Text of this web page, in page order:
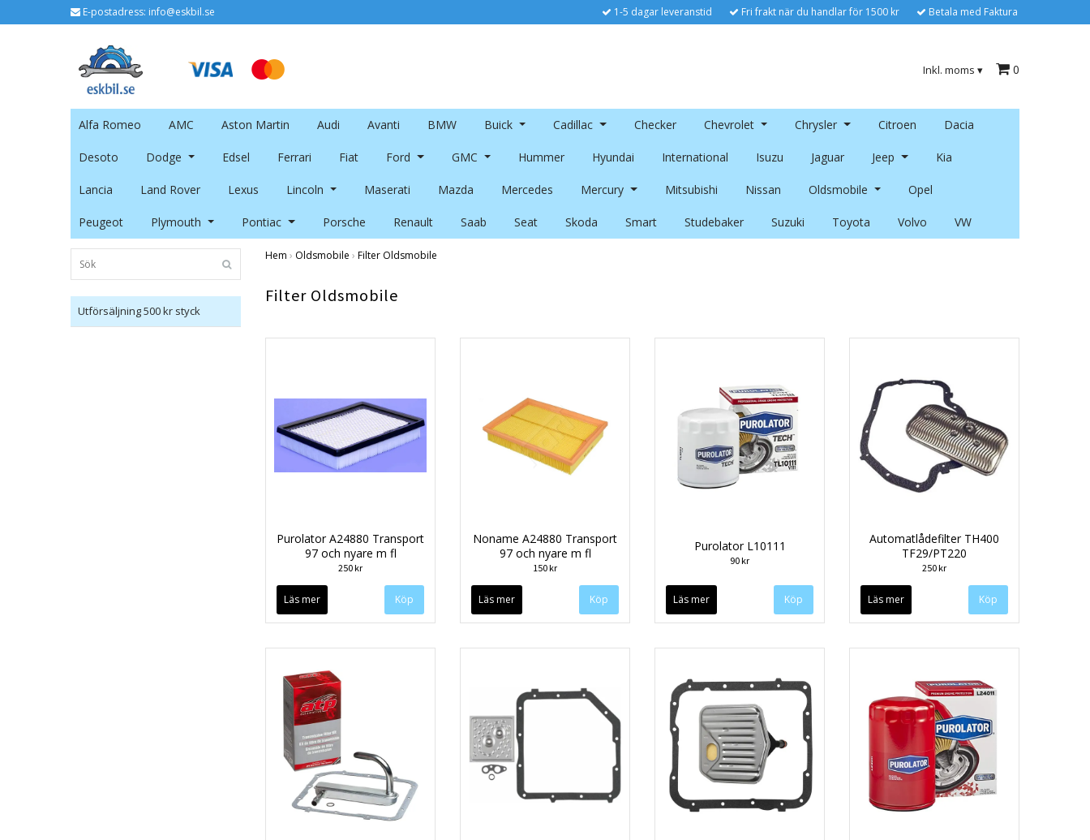
E-postadress: info@eskbil.se 1-5 dagar leveranstid Fri frakt när du handlar för 1500 kr Betala med Faktura
Inkl. moms ▾ 0
Alfa Romeo AMC Aston Martin Audi Avanti BMW Buick Cadillac Checker Chevrolet Chrysler Citroen Dacia
Desoto Dodge Edsel Ferrari Fiat Ford GMC Hummer Hyundai International Isuzu Jaguar Jeep Kia
Lancia Land Rover Lexus Lincoln Maserati Mazda Mercedes Mercury Mitsubishi Nissan Oldsmobile Opel
Peugeot Plymouth Pontiac Porsche Renault Saab Seat Skoda Smart Studebaker Suzuki Toyota Volvo VW
Utförsäljning 500 kr styck
Hem › Oldsmobile › Filter Oldsmobile
Filter Oldsmobile
Purolator A24880 Transport
97 och nyare m fl
250 kr
Läs mer
Noname A24880 Transport
97 och nyare m fl
150 kr
Läs mer
Purolator L10111
90 kr
Läs mer
Automatlådefilter TH400
TF29/PT220
250 kr
Läs mer